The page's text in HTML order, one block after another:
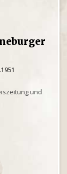
und